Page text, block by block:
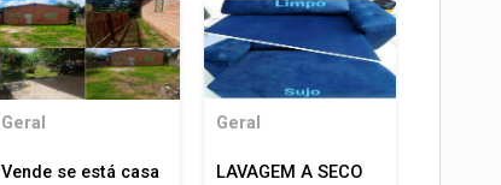
Geral
Vende se está casa
Geral
LAVAGEM A SECO